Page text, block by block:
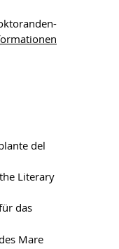
del
Literary
das
Mare